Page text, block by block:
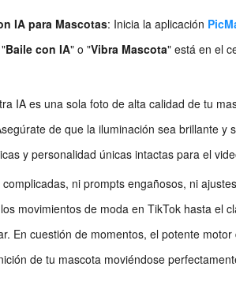
IA para Mascotas: Inicia la aplicación
Baile con IA" o "Vibra Mascota" está en el
IA es una sola foto de alta calidad de tu
de que la iluminación sea brillante y
y personalidad únicas intactas para el
ni prompts engañosos, ni
movimientos de moda en TikTok hasta el
En cuestión de momentos, el potente
de tu mascota moviéndose